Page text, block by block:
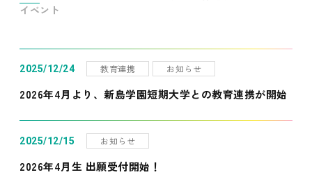
イベント
2025/12/24 教育連携 お知らせ
2026年4月より、新島学園短期大学との教育連携が開始
2025/12/15 お知らせ
2026年4月生 出願受付開始！